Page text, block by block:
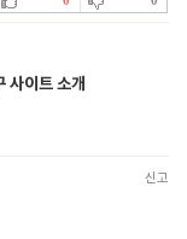
사이트 소개
신고